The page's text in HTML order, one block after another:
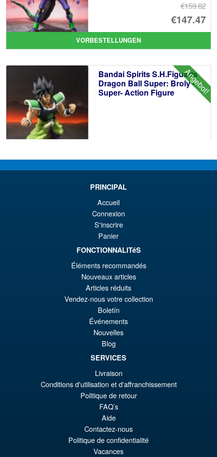
€159.82
€147.47
VORBESTELLUNGEN
Angebot!
Bandai Spirits S.H.Figuarts
Dragon Ball Super: Broly -
Super- Action Figure
€61.41
S.H.Figuarts One Piece Nico
Robin (Enies Lobby) Action
Figure
VORBESTELLUNGEN
S.H. Figuarts Dragon Ball Z
Bardock the Father of Goku
Action Figure
VORBESTELLUNGEN
PRINCIPAL
Accueil
Connexion
S'inscrire
Panier
FONCTIONNALITéS
Éléments recommandés
Nouveaux articles
Articles réduits
Vendez-nous votre collection
Boletín
Événements
Nouvelles
Blog
SERVICES
Livraison
Conditions d'utilisation et d'affranchissement
Politique de retour
FAQ’s
Aide
Contactez-nous
Politique de confidentialité
Vacances